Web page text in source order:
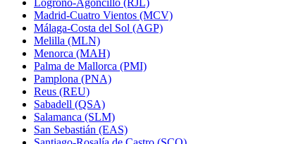
Logroño-Agoncillo (RJL)
Madrid-Cuatro Vientos (MCV)
Málaga-Costa del Sol (AGP)
Melilla (MLN)
Menorca (MAH)
Palma de Mallorca (PMI)
Pamplona (PNA)
Reus (REU)
Sabadell (QSA)
Salamanca (SLM)
San Sebastián (EAS)